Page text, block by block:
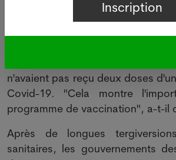
avec le retour d'épidémies
n'avaient pas reçu deux doses
Covid-19. "Cela montre
programme de vaccination", a-t-il
Après de longues
sanitaires, les gouvernements